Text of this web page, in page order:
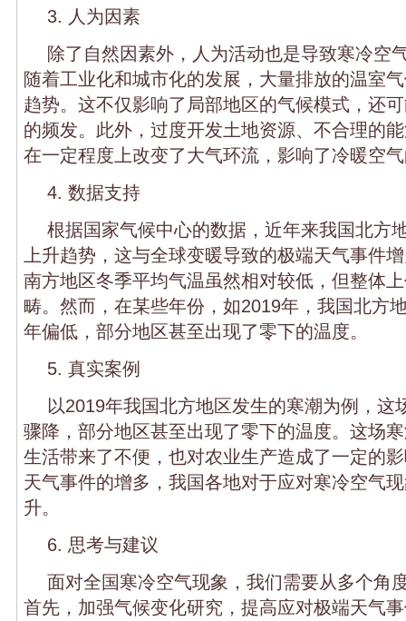
3. 人为因素
除了自然因素外，人为活动也是导致寒冷空
随着工业化和城市化的发展，大量排放的温室
趋势。这不仅影响了局部地区的气候模式，还
的频发。此外，过度开发土地资源、不合理的
在一定程度上改变了大气环流，影响了冷暖空
4. 数据支持
根据国家气候中心的数据，近年来我国北方
上升趋势，这与全球变暖导致的极端天气事件
南方地区冬季平均气温虽然相对较低，但整体
畴。然而，在某些年份，如2019年，我国北方
年偏低，部分地区甚至出现了零下的温度。
5. 真实案例
以2019年我国北方地区发生的寒潮为例，这
骤降，部分地区甚至出现了零下的温度。这场
生活带来了不便，也对农业生产造成了一定的
天气事件的增多，我国各地对于应对寒冷空气
升。
6. 思考与建议
面对全国寒冷空气现象，我们需要从多个角
首先，加强气候变化研究，提高应对极端天气